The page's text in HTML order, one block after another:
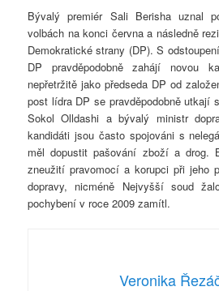
Bývalý premiér Sali Berisha uznal
volbách na konci června a následně
Demokratické strany (DP). S
DP pravděpodobně zahájí novou
nepřetržitě jako předseda DP od
post lídra DP se pravděpodobně utkají
Sokol Olldashi a bývalý ministr
kandidáti jsou často spojováni s
měl dopustit pašování zboží a drog.
zneužití pravomocí a korupci při jeho
dopravy, nicméně Nejvyšší soud
pochybení v roce 2009 zamítl.
Veronika